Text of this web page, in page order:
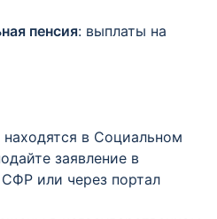
пенсия: выплаты на
в Социальном
заявление в
или через портал